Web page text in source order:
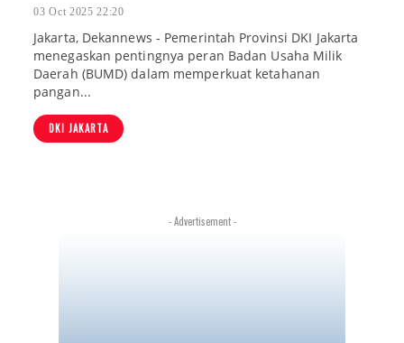
03 Oct 2025 22:20
Jakarta, Dekannews - Pemerintah Provinsi DKI Jakarta
menegaskan pentingnya peran Badan Usaha Milik
Daerah (BUMD) dalam memperkuat ketahanan
pangan...
DKI JAKARTA
- Advertisement -